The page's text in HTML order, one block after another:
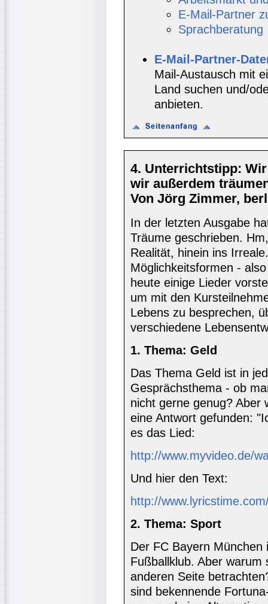
E-Mail-Partner
Sprachberatung
E-Mail-Partner-
Mail-Austausch mit
Land suchen und/
anbieten.
4. Unterrichtstipp:
wir außerdem
Von Jörg Zimmer,
In der letzten Ausgabe
Träume geschrieben.
Realität, hinein ins
Möglichkeitsformen -
heute einige Lieder
um mit den
Lebens zu besprechen,
verschiedene
1. Thema: Geld
Das Thema Geld ist in
Gesprächsthema - ob
nicht gerne genug? Aber
eine Antwort gefunden:
es das Lied:
http://www.myvideo.de/
Und hier den Text:
http://
2. Thema: Sport
Der FC Bayern
Fußballklub. Aber
anderen Seite
sind bekennende